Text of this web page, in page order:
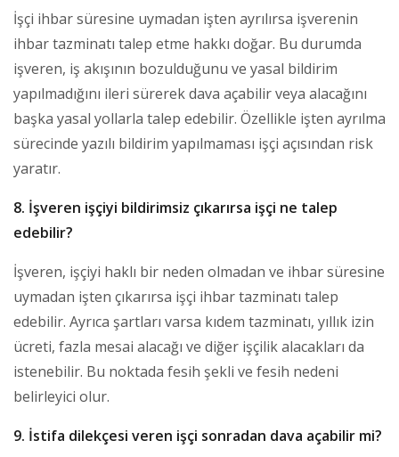
İşçi ihbar süresine uymadan işten ayrılırsa işverenin
ihbar tazminatı talep etme hakkı doğar. Bu durumda
işveren, iş akışının bozulduğunu ve yasal bildirim
yapılmadığını ileri sürerek dava açabilir veya alacağını
başka yasal yollarla talep edebilir. Özellikle işten ayrılma
sürecinde yazılı bildirim yapılmaması işçi açısından risk
yaratır.
8. İşveren işçiyi bildirimsiz çıkarırsa işçi ne talep
edebilir?
İşveren, işçiyi haklı bir neden olmadan ve ihbar süresine
uymadan işten çıkarırsa işçi ihbar tazminatı talep
edebilir. Ayrıca şartları varsa kıdem tazminatı, yıllık izin
ücreti, fazla mesai alacağı ve diğer işçilik alacakları da
istenebilir. Bu noktada fesih şekli ve fesih nedeni
belirleyici olur.
9. İstifa dilekçesi veren işçi sonradan dava açabilir mi?